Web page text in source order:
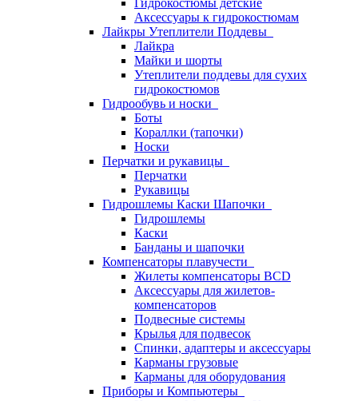
Гидрокостюмы детские
Аксессуары к гидрокостюмам
Лайкры Утеплители Поддевы
Лайкра
Майки и шорты
Утеплители поддевы для сухих
гидрокостюмов
Гидрообувь и носки
Боты
Кораллки (тапочки)
Носки
Перчатки и рукавицы
Перчатки
Рукавицы
Гидрошлемы Каски Шапочки
Гидрошлемы
Каски
Банданы и шапочки
Компенсаторы плавучести
Жилеты компенсаторы BCD
Аксессуары для жилетов-
компенсаторов
Подвесные системы
Крылья для подвесок
Спинки, адаптеры и аксессуары
Карманы грузовые
Карманы для оборудования
Приборы и Компьютеры